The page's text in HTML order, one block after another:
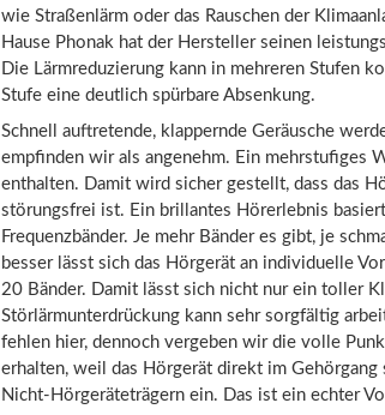
wie Straßenlärm oder das Rauschen der
Hause Phonak hat der Hersteller seinen
Die Lärmreduzierung kann in mehreren Stufen
Stufe eine deutlich spürbare Absenkung.
Schnell auftretende, klappernde Geräusche
empfinden wir als angenehm. Ein mehrstufiges
enthalten. Damit wird sicher gestellt, dass das
störungsfrei ist. Ein brillantes Hörerlebnis
Frequenzbänder. Je mehr Bänder es gibt, je
besser lässt sich das Hörgerät an individuelle
20 Bänder. Damit lässt sich nicht nur ein toller
Störlärmunterdrückung kann sehr sorgfältig
fehlen hier, dennoch vergeben wir die volle
erhalten, weil das Hörgerät direkt im
Nicht-Hörgeräteträgern ein. Das ist ein echter